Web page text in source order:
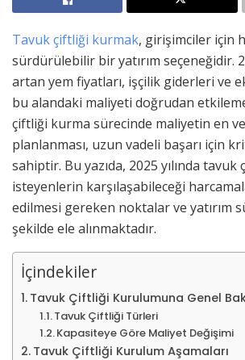
Tavuk çiftliği kurmak, girişimciler için
sürdürülebilir bir yatırım seçeneğidir.
artan yem fiyatları, işçilik giderleri ve
bu alandaki maliyeti doğrudan
çiftliği kurma sürecinde maliyetin en
planlanması, uzun vadeli başarı için
sahiptir. Bu yazıda, 2025 yılında
isteyenlerin karşılaşabileceği
edilmesi gereken noktalar ve yatırım
şekilde ele alınmaktadır.
İçindekiler
Tavuk Çiftliği Kurulumuna Genel
Tavuk Çiftliği Türleri
Kapasiteye Göre Maliyet Değişimi
Tavuk Çiftliği Kurulum Aşamaları